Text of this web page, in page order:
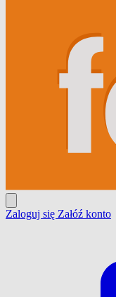
Zaloguj się Załóź konto